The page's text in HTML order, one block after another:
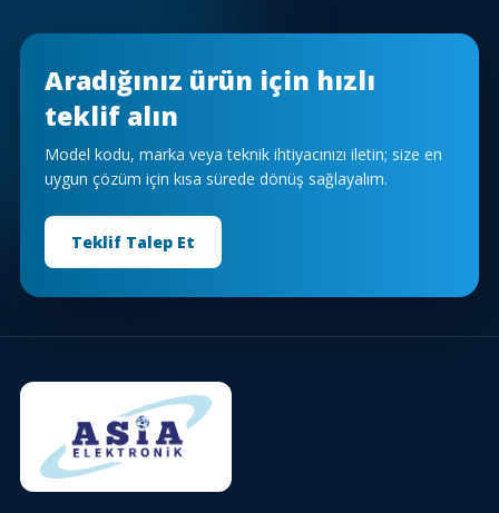
Aradığınız ürün için hızlı
teklif alın
Model kodu, marka veya teknik ihtiyacınızı iletin; size en
uygun çözüm için kısa sürede dönüş sağlayalım.
Teklif Talep Et